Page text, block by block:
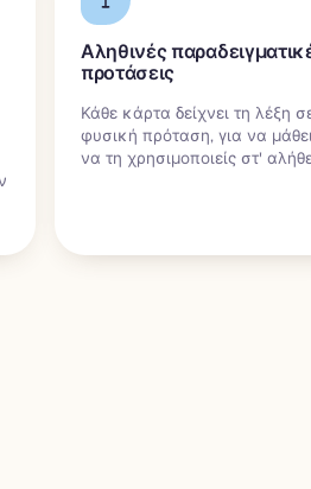
Αληθινές
προτάσεις
Κάθε κάρτα δείχνει τη λέξη
φυσική πρόταση, για να
να τη χρησιμοποιείς στ'